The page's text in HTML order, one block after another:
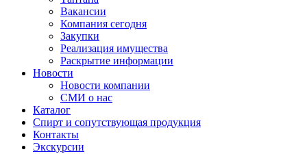
Вакансии
Компания сегодня
Закупки
Реализация имущества
Раскрытие информации
Новости
Новости компании
СМИ о нас
Каталог
Спирт и сопутствующая продукция
Контакты
Экскурсии